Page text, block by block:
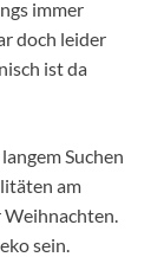
immer
doch leider
ist da
Suchen
am
sein.